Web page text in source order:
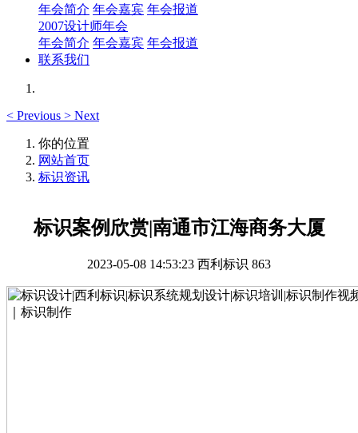
年会简介 年会嘉宾 年会报道
2007设计师年会
年会简介 年会嘉宾 年会报道
联系我们
< Previous > Next
你的位置
网站首页
标识资讯
标识案例欣赏|南通市江海商务大厦
2023-05-08 14:53:23 西利标识 863